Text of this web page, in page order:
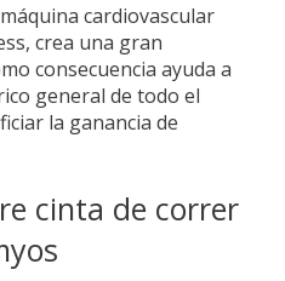
cardiovascular
crea una gran
consecuencia ayuda a
general de todo el
la ganancia de
cinta de correr